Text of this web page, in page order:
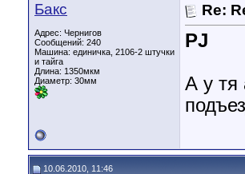
Бакс
Адрес: Чернигов
Сообщений: 240
Машина: единичка, 2106-2 штучки
и тайга
Длина: 1350мкм
Диаметр: 30мм
Re:
PJ
А у тя
10.06.2010, 11:46